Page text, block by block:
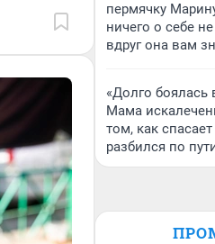
пермячку
ничего о себе
вдруг она вам
«Долго боялась
Мама
том, как
разбился по